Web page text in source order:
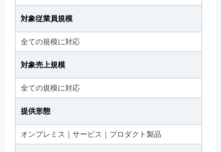
対象従業員規模
全ての規模に対応
対象売上規模
全ての規模に対応
提供形態
オンプレミス｜サービス｜プロダクト製品